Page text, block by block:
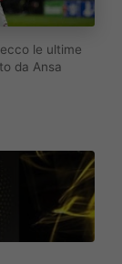
le ultime
da Ansa